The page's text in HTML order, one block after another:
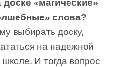
«магические»
слова?
выбирать доску,
на надежной
И тогда вопрос